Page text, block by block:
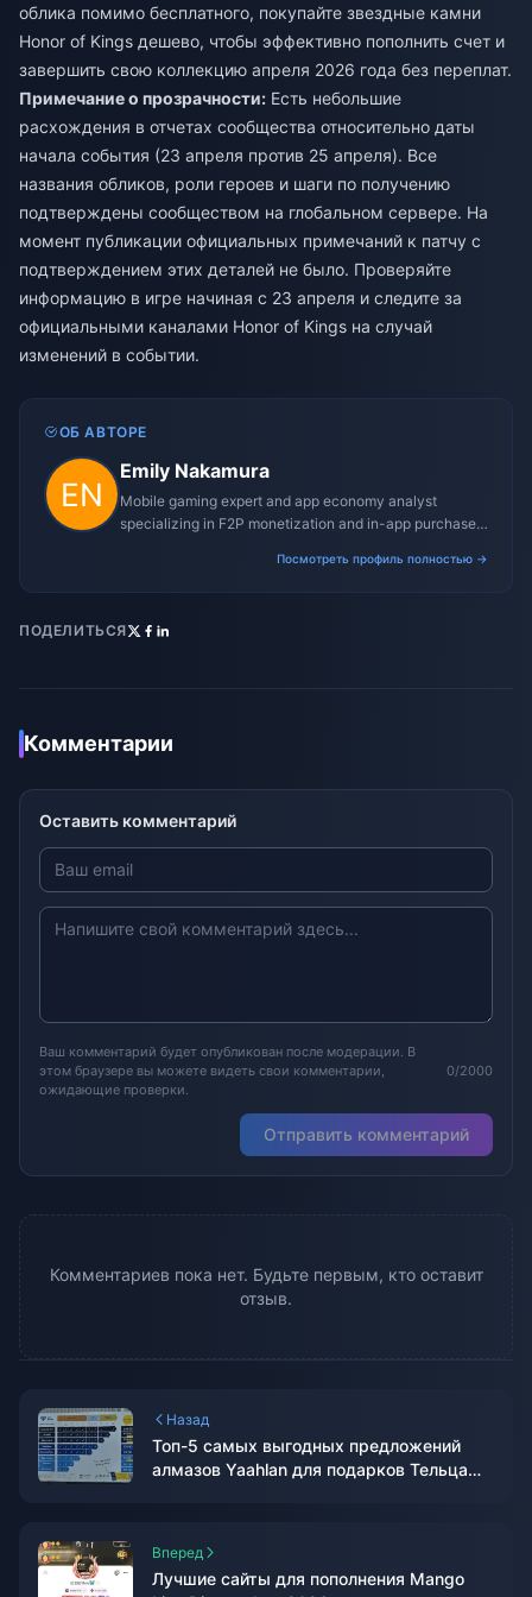
облика помимо бесплатного, покупайте звездные камни
Honor of Kings дешево, чтобы эффективно пополнить счет и
завершить свою коллекцию апреля 2026 года без переплат.
Примечание о прозрачности: Есть небольшие
расхождения в отчетах сообщества относительно даты
начала события (23 апреля против 25 апреля). Все
названия обликов, роли героев и шаги по получению
подтверждены сообществом на глобальном сервере. На
момент публикации официальных примечаний к патчу с
подтверждением этих деталей не было. Проверяйте
информацию в игре начиная с 23 апреля и следите за
официальными каналами Honor of Kings на случай
изменений в событии.
ОБ АВТОРЕ
Emily Nakamura
Mobile gaming expert and app economy analyst
specializing in F2P monetization and in-app purchase
Посмотреть профиль полностью →
ПОДЕЛИТЬСЯ
Комментарии
Оставить комментарий
Ваш комментарий будет опубликован после модерации. В
этом браузере вы можете видеть свои комментарии,
ожидающие проверки.
0/2000
Отправить комментарий
Комментариев пока нет. Будьте первым, кто оставит
отзыв.
Назад
Топ-5 самых выгодных предложений
алмазов Yaahlan для подарков Тельца
Вперед
Лучшие сайты для пополнения Mango